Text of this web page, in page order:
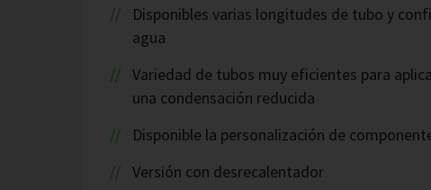
Disponibles varias longitudes de tubo y
agua
Variedad de tubos muy eficientes para
una condensación reducida
Disponible la personalización de
Versión con desrecalentador